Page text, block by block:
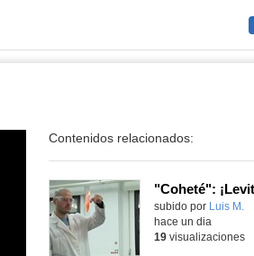
Contenidos relacionados:
Contenido educativo.
subido por Luis M.
hace un dia
19visualizaciones